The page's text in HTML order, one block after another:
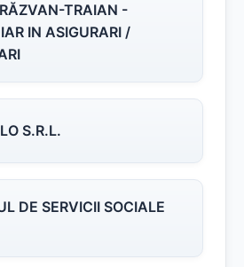
TRAIAN -
IN ASIGURARI /
S.R.L.
DE SERVICII SOCIALE